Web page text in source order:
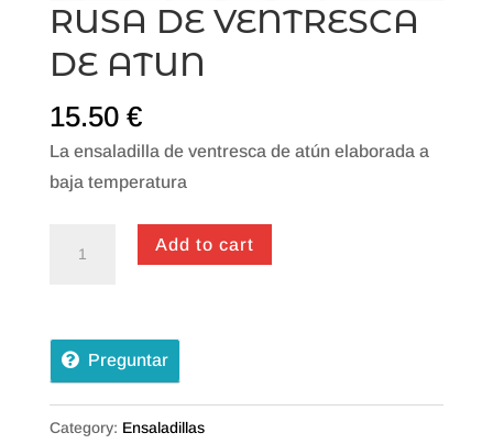
RUSA DE VENTRESCA
DE ATUN
15.50 €
La ensaladilla de ventresca de atún elaborada a
baja temperatura
ATUN
Add to cart
Preguntar
Category: Ensaladillas